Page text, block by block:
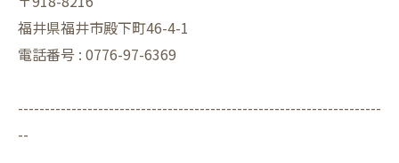
福井県福井市殿下町46-4-1
電話番号 : 0776-97-6369
--------------------------------------------------------------------
--